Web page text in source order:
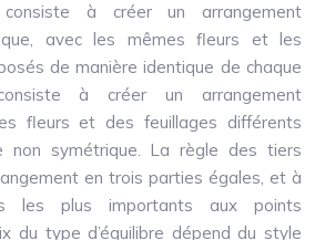
à créer un arrangement
avec les mêmes fleurs et les
de manière identique de chaque
à créer un arrangement
fleurs et des feuillages différents
non symétrique. La règle des tiers
en trois parties égales, et à
les plus importants aux points
du type d’équilibre dépend du style